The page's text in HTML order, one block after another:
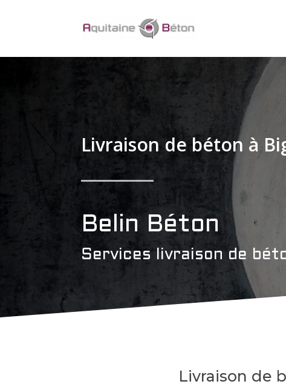
Livraison de béton à
Belin Béton
Services livraison de
Livraison de